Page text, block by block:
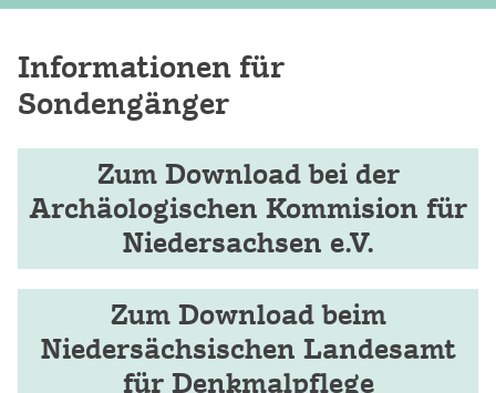
Informationen für
Sondengänger
Zum Download bei der
Archäologischen Kommision für
Niedersachsen e.V.
Zum Download beim
Niedersächsischen Landesamt
für Denkmalpflege